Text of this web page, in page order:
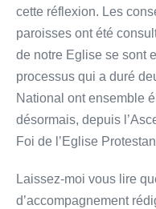
cette réflexion. Les
paroisses ont été
de notre Eglise se sont
processus qui a duré
National ont ensemble
désormais, depuis
Foi de l’Eglise
Laissez-moi vous lire
d’accompagnement